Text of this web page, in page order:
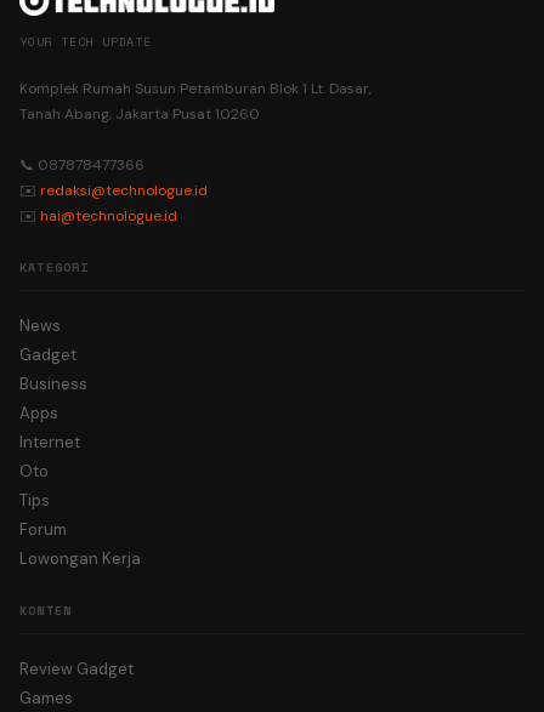
YOUR TECH UPDATE
Komplek Rumah Susun Petamburan Blok 1 Lt. Dasar,
Tanah Abang, Jakarta Pusat 10260
📞 087878477366
✉️ redaksi@technologue.id
✉️ hai@technologue.id
KATEGORI
News
Gadget
Business
Apps
Internet
Oto
Tips
Forum
Lowongan Kerja
KONTEN
Review Gadget
Games